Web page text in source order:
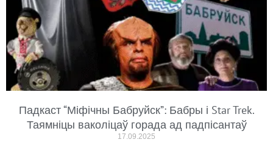
Падкаст “Міфічны Бабруйск”: Бабры і Star Trek.
Таямніцы ваколіцаў горада ад падпісантаў
17.09.2025